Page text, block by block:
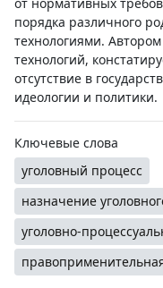
порядка различного
технологиями.
технологий,
отсутствие в
идеологии и политики.
Ключевые слова
уголовный процесс
назначение
уголовно-